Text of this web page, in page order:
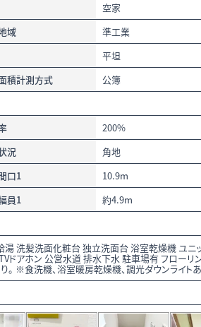
空家
域
準工業
平坦
積計測方式
公簿
200%
況
角地
口1
10.9m
員1
約4.9m
洗髪洗面化粧台 独立洗面台 浴室乾燥機 ユニ
ドアホン 公営水道 排水下水 駐車場有 フローリ
。 ※食洗機、浴室暖房乾燥機、調光ダウンライトあ